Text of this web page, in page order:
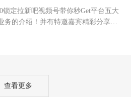
锁定拉新吧视频号带你秒Get平台五大
务的介绍！并有特邀嘉宾精彩分享！
查看更多